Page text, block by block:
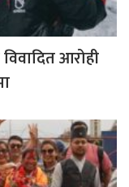
आरोही